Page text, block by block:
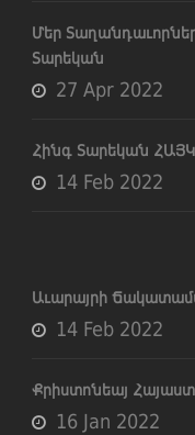
Մեր
Տարեկան
27 Apr 2022
Հինգ Տարեկան
14 Feb 2022
Աւարայրի
14 Feb 2022
Քրիստոնեայ
16 Jan 2022